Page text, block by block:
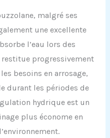
malgré ses
une excellente
l’eau lors des
progressivement
besoins en arrosage,
durant les périodes de
hydrique est un
plus économe en